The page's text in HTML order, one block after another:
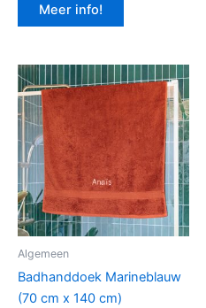
Meer info!
Algemeen
Badhanddoek Marineblauw
(70 cm x 140 cm)